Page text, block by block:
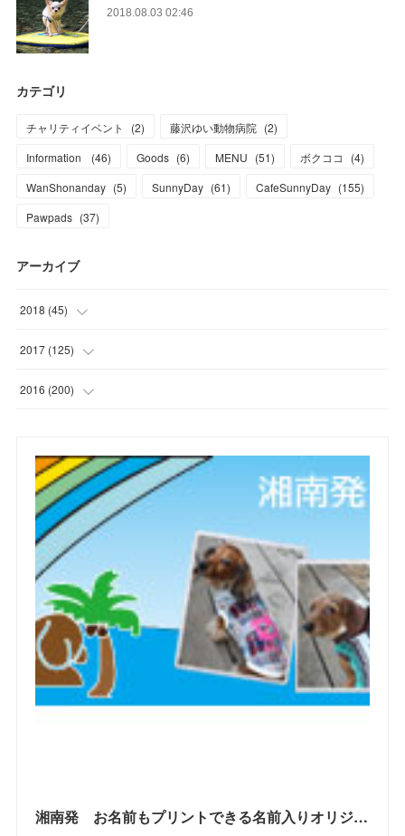
2018.08.03 02:46
カテゴリ
チャリティイベント (2) 藤沢ゆい動物病院 (2)
Information
(46) Goods (6) MENU (51) ボクココ (4)
WanShonanday (5) SunnyDay (61) CafeSunnyDay (155)
Pawpads (37)
アーカイブ
2018 (45)
(1)
(1)
(7)
(2)
)
(4)
4)
(13)
2017 (125)
(6)
(9)
(10)
)
(11
(15)
10)
(16)
13)
2016 (200)
(17)
(19)
22)
(28)
(21)
23)
(2) 湘南発 お名前もプリントできる名前入りオリジナルドッグウエアブランド WAN SHONANDAY(ワン・湘南デイ）の WEB SHOPです